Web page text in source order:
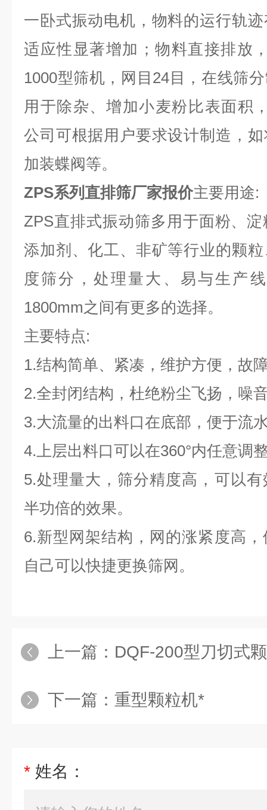
一卧式振动电机，物料的运行轨
适应性显著增加；物料直接排放
1000型筛机，网目24目，在线筛
用于除杂、增加小麦粉比表面积
公司可根据用户要求设计制造，
加装蝶阀等。
ZPS系列直排筛厂家报价主要用途:
ZPS直排式振动筛多用于面粉、
添加剂、化工、非矿等行业的颗
度筛分，处理量大、易与生产
1800mm之间有更多的选择。
主要特点:
1.结构简单、紧凑，维护方便，故
2.全封闭结构，杜绝粉尘飞扬，噪
3.大流量的出料口在底部，便于流
4.上层出料口可以在360°内任意调
5.处理量大，筛分精度高，可以
半功倍的效果。
6.新型网架结构，网的涨紧度高
自己可以快捷更换筛网。
上一篇： DQF-200型刀切式
下一篇： 重型颗粒机*
* 姓名：